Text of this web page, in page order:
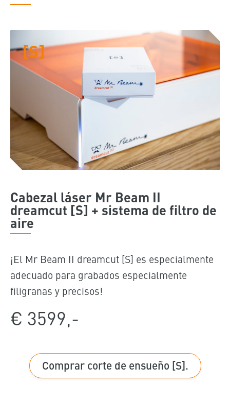
[S]
Cabezal láser Mr Beam II
dreamcut [S] + sistema de filtro de
aire
¡El Mr Beam II dreamcut [S] es especialmente
adecuado para grabados especialmente
filigranas y precisos!
€ 3599,-
Comprar corte de ensueño [S].